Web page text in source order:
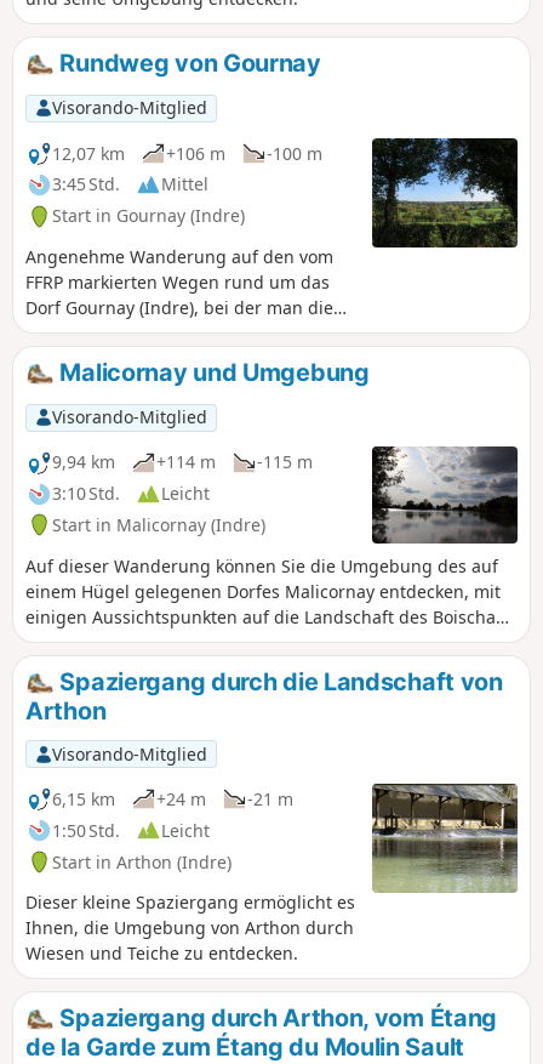
Rundweg von Gournay
Visorando-Mitglied
12,07 km
+106 m
-100 m
3:45 Std.
Mittel
Start in Gournay (Indre)
Angenehme Wanderung auf den vom
FFRP markierten Wegen rund um das
Dorf Gournay (Indre), bei der man die
umliegenden Wiesen von einigen
schönen Aussichtspunkten aus
entdecken kann.
Malicornay und Umgebung
Visorando-Mitglied
9,94 km
+114 m
-115 m
3:10 Std.
Leicht
Start in Malicornay (Indre)
Auf dieser Wanderung können Sie die Umgebung des auf
einem Hügel gelegenen Dorfes Malicornay entdecken, mit
einigen Aussichtspunkten auf die Landschaft des Boischaut
südlich der Indre.
Spaziergang durch die Landschaft von
Arthon
Visorando-Mitglied
6,15 km
+24 m
-21 m
1:50 Std.
Leicht
Start in Arthon (Indre)
Dieser kleine Spaziergang ermöglicht es
Ihnen, die Umgebung von Arthon durch
Wiesen und Teiche zu entdecken.
Spaziergang durch Arthon, vom Étang
de la Garde zum Étang du Moulin Sault